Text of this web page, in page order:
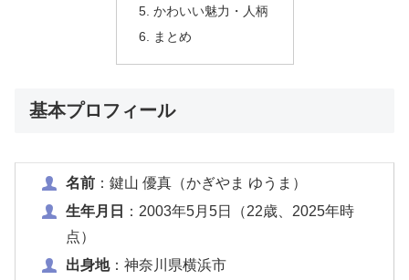
かわいい魅力・人柄
まとめ
基本プロフィール
名前：鍵山 優真（かぎやま ゆうま）
生年月日
：2003年5月5日（22歳、2025年時
点）
出身地：神奈川県横浜市